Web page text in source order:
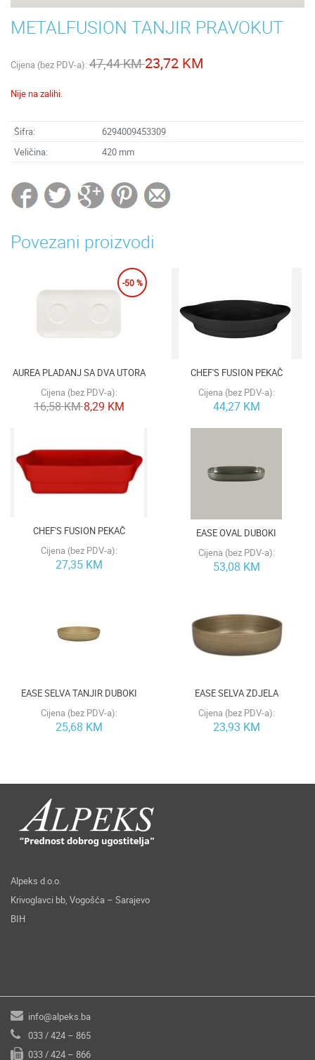
METALFUSION TANJIR PRAVOKUT
Cijena (bez PDV-a): 47,44 KM23,72 KM
Nije na zalihi.
Šifra:
6294009453309
Veličina:
420 mm
Povezani proizvodi
-50 %
AUREA PLADANJ SA DVA UTORA
Cijena (bez PDV-a):
16,58 KM8,29 KM
CHEF'S FUSION PEKAČ
Cijena (bez PDV-a):
44,27 KM
CHEF'S FUSION PEKAČ
Cijena (bez PDV-a):
27,35 KM
EASE OVAL DUBOKI
Cijena (bez PDV-a):
53,08 KM
EASE SELVA TANJIR DUBOKI
Cijena (bez PDV-a):
25,68 KM
EASE SELVA ZDJELA
Cijena (bez PDV-a):
23,93 KM
Alpeks d.o.o.
Krivoglavci bb, Vogošća – Sarajevo
BIH
info@alpeks.ba
033 / 424 – 865
033 / 424 – 866